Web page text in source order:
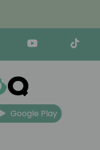
Google Play